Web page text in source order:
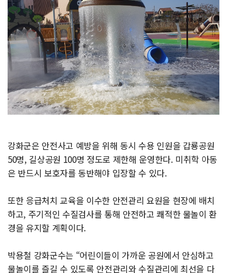
강화군은 안전사고 예방을 위해 동시 수용 인원을 갑룡공원
50명, 길상공원 100명 정도로 제한해 운영한다. 미취학 아동
은 반드시 보호자를 동반해야 입장할 수 있다.
또한 응급처치 교육을 이수한 안전관리 요원을 현장에 배치
하고, 주기적인 수질검사를 통해 안전하고 쾌적한 물놀이 환
경을 유지할 계획이다.
박용철 강화군수는 “어린이들이 가까운 공원에서 안심하고
물놀이를 즐길 수 있도록 안전관리와 수질관리에 최선을 다